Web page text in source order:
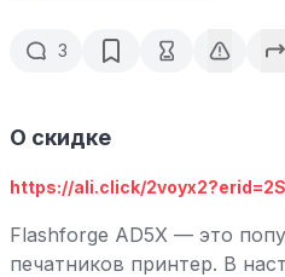
3
О скидке
https://ali.click/
Flashforge AD5X — это
печатников принтер. В